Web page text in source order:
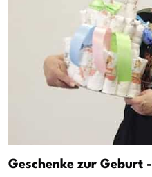
Geschenke zur Geburt